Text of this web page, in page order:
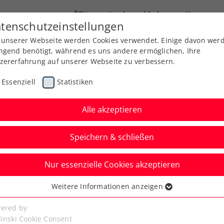
ÖTV Landesverbände News
Ausbildung Services Über uns
Aktuelle News
Webseite werden Cookies verwendet. Einige davon
benötigt, während es uns andere ermöglichen, Ihre
auf unserer Webseite zu verbessern.
Essenziell Statistiken
Alle akzeptieren
Speichern & schließen
Nur essenzielle Cookies akzeptieren
Cookies werden für grundlegende Funktionen der
benötigt. Dadurch ist gewährleistet, dass die Webseite
Weitere Informationen anzeigen
by
Cookie Consent